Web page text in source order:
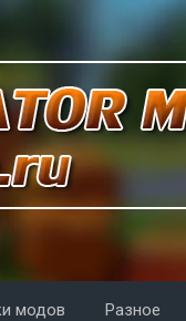
модов Разное